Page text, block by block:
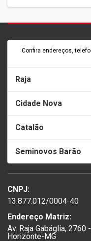
Confira endereços,
Raja
Cidade Nova
Catalão
Seminovos Barão
CNPJ:
13.877.012/0004-40
Endereço Matriz:
Av. Raja Gabáglia,
Horizonte-MG